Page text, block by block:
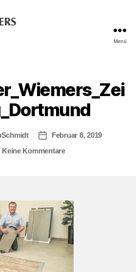
Menü
Februar 8, 2019
Keine Kommentare